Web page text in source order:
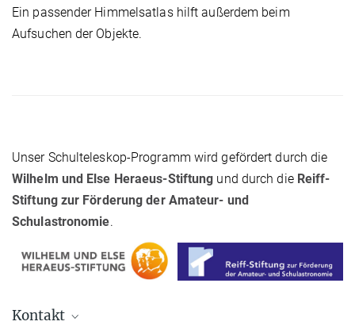
Ein passender Himmelsatlas hilft außerdem beim
Aufsuchen der Objekte.
Unser Schulteleskop-Programm wird gefördert durch die
Wilhelm und Else Heraeus-Stiftung und durch die Reiff-
Stiftung zur Förderung der Amateur- und
Schulastronomie.
Kontakt